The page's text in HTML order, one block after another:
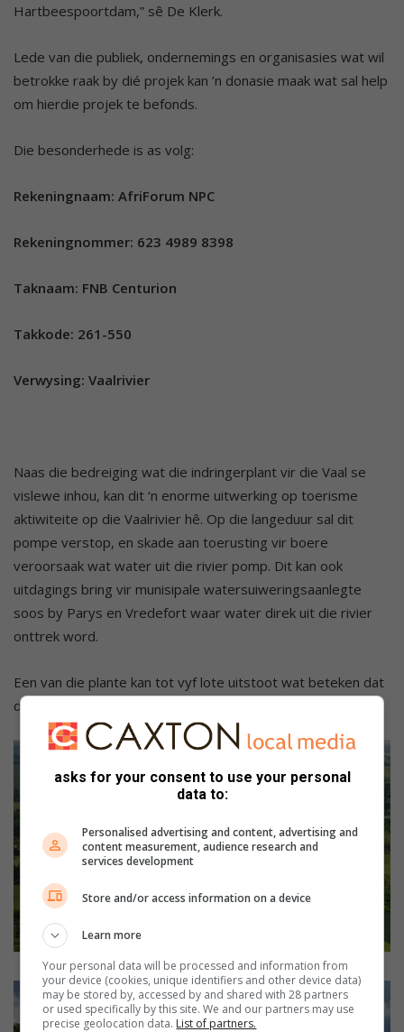
Hartbeespoortdam,” sê De Klerk.
Lede van die publiek, ondernemings en organisasies wat wil
betrokke raak by dié projek kan ’n donasie maak wat sal help
om hierdie projek te befonds.
Die besonderhede is as volg:
Rekeningnaam: AfriForum NPC
Rekeningnommer: 623 4989 8398
Taknaam: FNB Centurion
Takkode: 261-550
Verwysing: Vaalrivier
Naas die bedreiging wat die indringerplant vir die Vaal se
vislewe inhou, kan dit ‘n enorme uitwerking op toerisme
aktiwiteite op die Vaalrivier hê. Op die langeduur sal dit
pompe verstop, en skade aan toerusting vir boere
veroorsaak wat water uit die rivier pomp. Dit kan ook
uitdagings bring vir munisipale watersuiweringsaanlegte
soos by Parys en Vredefort waar water direk uit die rivier
onttrek word.
Een van die plante kan tot vyf lote uitstoot wat beteken dat
die plante elke drie weke kan vervyfdubbel.
asks for your consent to use your personal
data to:
Personalised advertising and content, advertising and
content measurement, audience research and
services development
Store and/or access information on a device
Learn more
Your personal data will be processed and information from
your device (cookies, unique identifiers and other device data)
may be stored by, accessed by and shared with 28 partners
or used specifically by this site. We and our partners may use
precise geolocation data. List of partners.